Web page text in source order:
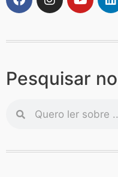
Pesquisar